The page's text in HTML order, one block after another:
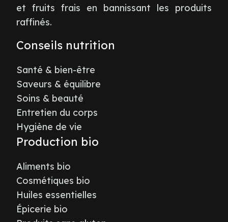
et fruits frais en bannissant les produits
raffinés.
Conseils nutrition
Santé & bien-être
Saveurs & équilibre
Soins & beauté
Entretien du corps
Hygiène de vie
Production bio
Aliments bio
Cosmétiques bio
Huiles essentielles
Épicerie bio